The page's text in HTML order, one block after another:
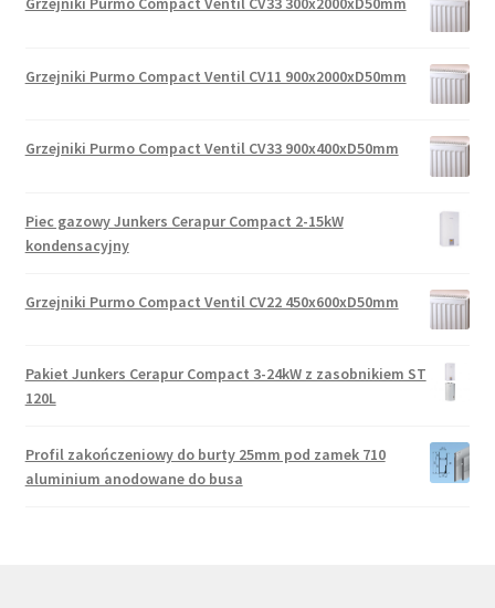
Grzejniki Purmo Compact Ventil CV11 900x2000xD50mm
Grzejniki Purmo Compact Ventil CV33 900x400xD50mm
Piec gazowy Junkers Cerapur Compact 2-15kW
kondensacyjny
Grzejniki Purmo Compact Ventil CV22 450x600xD50mm
Pakiet Junkers Cerapur Compact 3-24kW z zasobnikiem ST
120L
Profil zakończeniowy do burty 25mm pod zamek 710
aluminium anodowane do busa